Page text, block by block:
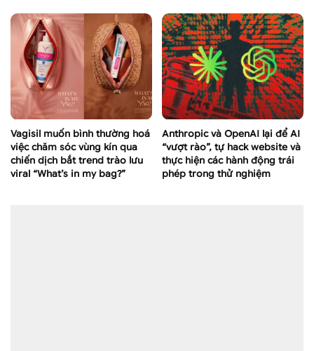
Vagisil muốn bình thường hoá
việc chăm sóc vùng kín qua
chiến dịch bắt trend trào lưu
viral “What’s in my bag?”
Anthropic và OpenAI lại để AI
“vượt rào”, tự hack website và
thực hiện các hành động trái
phép trong thử nghiệm